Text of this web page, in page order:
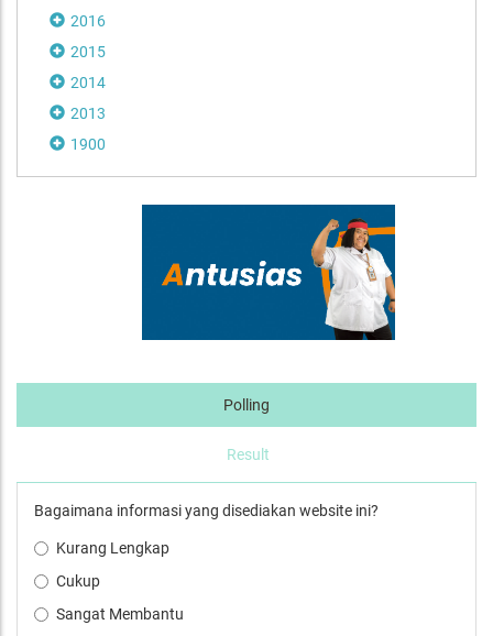
2016
2015
2014
2013
1900
Polling
Result
Bagaimana informasi yang disediakan website ini?
Kurang Lengkap
Cukup
Sangat Membantu